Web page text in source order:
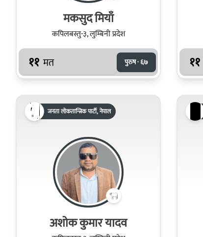
मकसुद मियाँ
कपिलबस्तु-३, लुम्बिनी प्रदेश
११ मत पुरुष · ६७ ११
जनता लोकतान्त्रिक पार्टी, नेपाल
अशोक कुमार यादव